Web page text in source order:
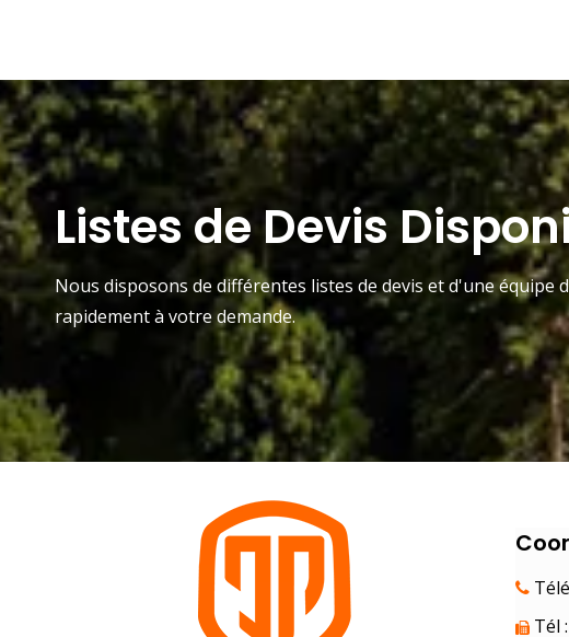
Listes de Devis
Nous disposons de différentes listes de devis et d'une
rapidement à votre demande.

 Tél